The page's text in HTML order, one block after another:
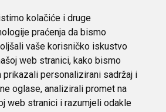
kolačiće i druge
praćenja da bismo
vaše korisničko iskustvo
web stranici, kako bismo
prikazali personalizirani sadržaj i
oglase, analizirali promet na
web stranici i razumjeli odakle
d.o.o. | Tečaj konverzije: 1 EUR =
HRK | Uvjeti i privatnost